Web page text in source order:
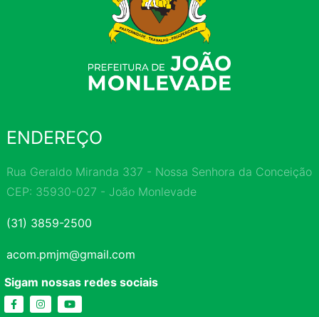
ENDEREÇO
Rua Geraldo Miranda 337 - Nossa Senhora da Conceição
CEP: 35930-027 - João Monlevade
(31) 3859-2500
acom.pmjm@gmail.com
Sigam nossas redes sociais